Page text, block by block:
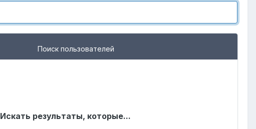
Поиск пользователей
Искать результаты, которые...